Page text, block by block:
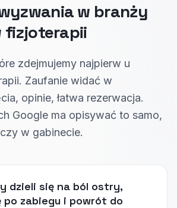
w branży
fizjoterapii
zdejmujemy najpierw u
Zaufanie widać w
opinie, łatwa rezerwacja.
Google ma opisywać to samo,
w gabinecie.
dzieli się na ból ostry,
zabiegu i powrót do